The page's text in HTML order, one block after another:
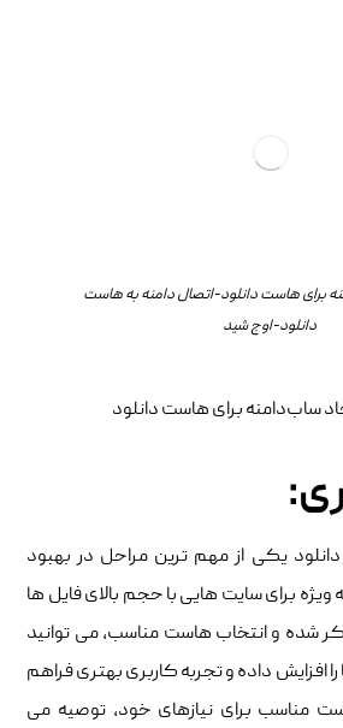
برای هاست دانلود-اتصال دامنه به هاست
دانلود-اوج شید
یکی از مهم ترین مراحل در بهبود
برای سایت هایی با حجم بالای فایل ها
شده و انتخاب هاست مناسب، می توانید
افزایش داده و تجربه کاربری بهتری فراهم
مناسب برای نیازهای خود، توصیه می